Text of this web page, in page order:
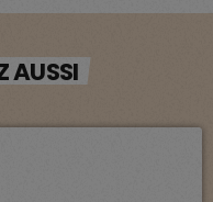
AUSSI